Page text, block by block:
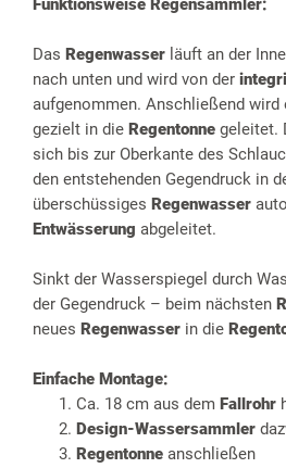
Funktionsweise Regensammler:
Das Regenwasser läuft an der
nach unten und wird von der
aufgenommen. Anschließend wird
gezielt in die Regentonne geleitet.
sich bis zur Oberkante des
den entstehenden Gegendruck in
überschüssiges Regenwasser
Entwässerung abgeleitet.
Sinkt der Wasserspiegel durch
der Gegendruck – beim nächsten
neues Regenwasser in die
Einfache Montage:
Ca. 18 cm aus dem Fallrohr
Design-Wassersammler
Regentonne anschließen